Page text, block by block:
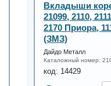
Вкладыши
21099, 2110,
2170 Приора,
(ЗМЗ)
Дайдо Металл
Каталожный номер:
код: 14429